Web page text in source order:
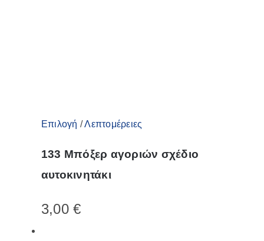
Επιλογή Αυτό
προϊόν
έχει
παραλλαγές.
/Λεπτομέρειες
133 Μπόξερ αγοριών σχέδιο
αυτοκινητάκι
3,00€